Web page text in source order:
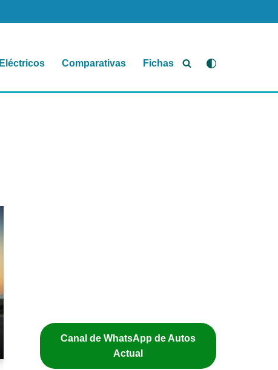
Eléctricos Comparativas Fichas
Canal de WhatsApp de Autos
Actual